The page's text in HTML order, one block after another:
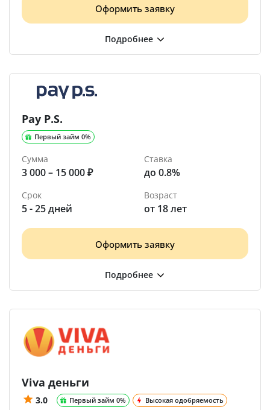
Оформить заявку
Pay P.S.
Первый займ 0%
Сумма
3 000 – 15 000 ₽
Ставка
до 0.8%
Срок
5 - 25 дней
Возраст
от 18 лет
Оформить заявку
Viva деньги
3.0 Первый займ 0% Высокая одобряемость